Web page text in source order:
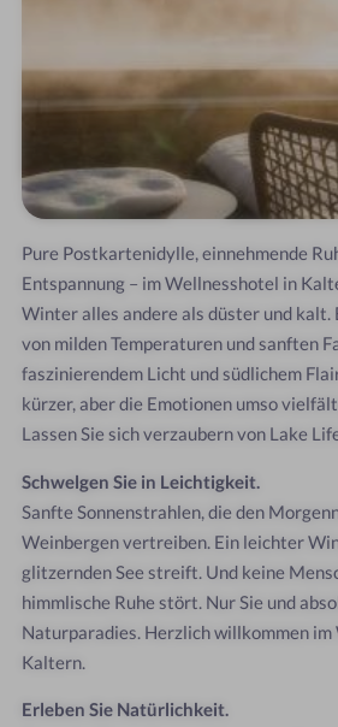
Pure Postkartenidylle, einnehmende
Entspannung – im Wellnesshotel in
Winter alles andere als düster und kalt.
von milden Temperaturen und sanften
faszinierendem Licht und südlichem
kürzer, aber die Emotionen umso
Lassen Sie sich verzaubern von Lake
Schwelgen Sie in Leichtigkeit.
Sanfte Sonnenstrahlen, die den
Weinbergen vertreiben. Ein leichter
glitzernden See streift. Und keine
himmlische Ruhe stört. Nur Sie und
Naturparadies. Herzlich willkommen
Kaltern.
Erleben Sie Natürlichkeit.